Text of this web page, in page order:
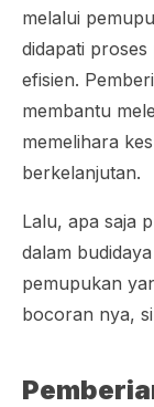
melalui
didapati
efisien.
membantu
memelihara
berkelanjutan.
Lalu, apa saja
dalam
pemupukan
bocoran nya,